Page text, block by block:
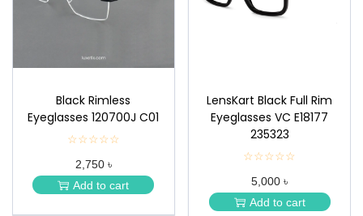
Black Rimless
Eyeglasses 120700J C01
☆☆☆☆☆
★
★
★
★
2,750 ৳
Add to cart
LensKart Black Full Rim
Eyeglasses VC E18177
235323
☆☆☆☆☆
★
★
★
★
5,000 ৳
Add to cart